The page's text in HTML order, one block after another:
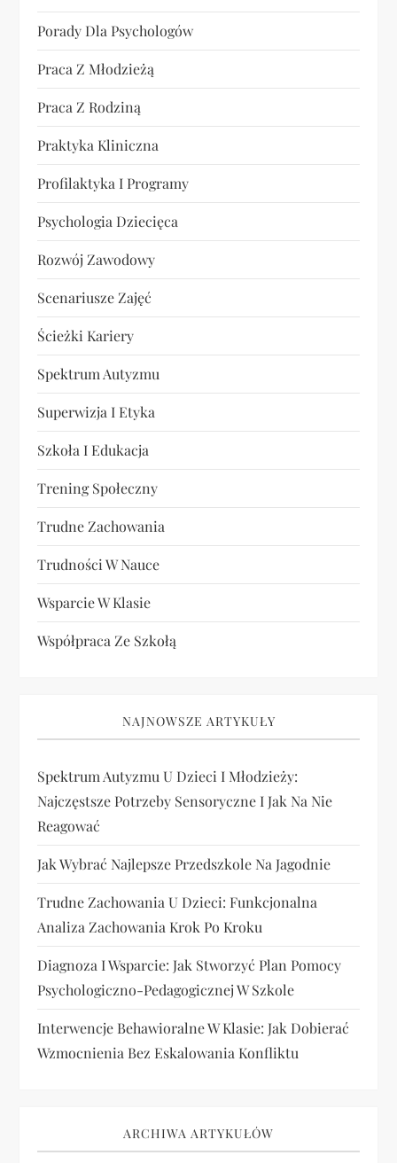
Porady Dla Psychologów
Praca Z Młodzieżą
Praca Z Rodziną
Praktyka Kliniczna
Profilaktyka I Programy
Psychologia Dziecięca
Rozwój Zawodowy
Scenariusze Zajęć
Ścieżki Kariery
Spektrum Autyzmu
Superwizja I Etyka
Szkoła I Edukacja
Trening Społeczny
Trudne Zachowania
Trudności W Nauce
Wsparcie W Klasie
Współpraca Ze Szkołą
NAJNOWSZE ARTYKUŁY
Spektrum Autyzmu U Dzieci I Młodzieży:
Najczęstsze Potrzeby Sensoryczne I Jak Na Nie
Reagować
Jak Wybrać Najlepsze Przedszkole Na Jagodnie
Trudne Zachowania U Dzieci: Funkcjonalna
Analiza Zachowania Krok Po Kroku
Diagnoza I Wsparcie: Jak Stworzyć Plan Pomocy
Psychologiczno-Pedagogicznej W Szkole
Interwencje Behawioralne W Klasie: Jak Dobierać
Wzmocnienia Bez Eskalowania Konfliktu
ARCHIWA ARTYKUŁÓW